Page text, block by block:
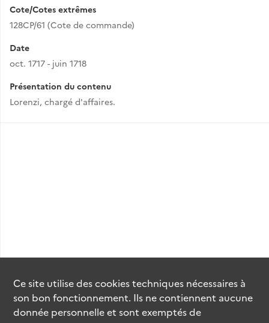
Cote/Cotes extrêmes
128CP/61 (Cote de commande)
Date
oct. 1717 - juin 1718
Présentation du contenu
Lorenzi, chargé d'affaires.
Ce site utilise descookiestechniques nécessaires à
son bon fonctionnement. Ils ne contiennent aucune
donnée personnelle et sont exemptés de